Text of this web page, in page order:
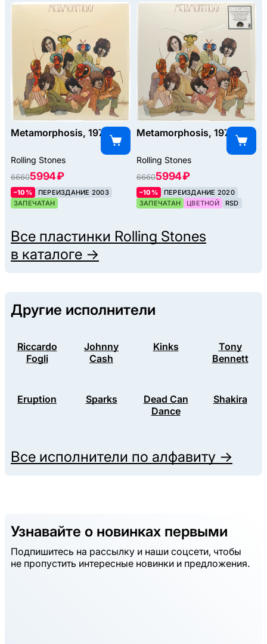
Metamorphosis, 1975
Rolling Stones
66605994 ₽
–10%
ПЕРЕИЗДАНИЕ 2003
ЗАПЕЧАТАН
Metamorphosis, 1975
Rolling Stones
66605994 ₽
–10%
ПЕРЕИЗДАНИЕ 2020
ЗАПЕЧАТАН
ЦВЕТНОЙ RSD
Все пластинки Rolling Stones
в каталоге →
Другие исполнители
Riccardo
Fogli
Johnny
Cash
Kinks
Tony
Bennett
Eruption Sparks
Dead Can
Dance
Shakira
Все исполнители по алфавиту →
Узнавайте о новинках первыми
Подпишитесь на рассылку и наши соцсети, чтобы
не пропустить интересные новинки и предложения.